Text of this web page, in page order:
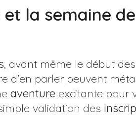
la semaine
, avant même le début des
d'en parler peuvent
aventure excitante pour
validation des